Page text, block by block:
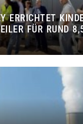
ERRICHTET
FÜR RUND